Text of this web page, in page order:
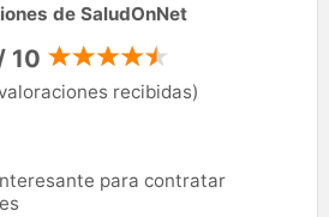
de SaludOnNet
10
recibidas)
para contratar